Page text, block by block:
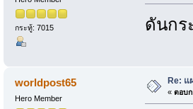
กระทู้: 7015 ดันก
worldpost65
Hero Member
Re:
« ตอบก